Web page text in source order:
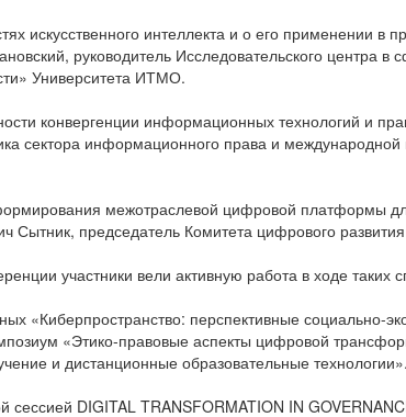
искусственного интеллекта и о его применении в
руководитель Исследовательского центра в
Университета ИТМО.
конвергенции информационных технологий и
сектора информационного права и
межотраслевой цифровой платформы
Сытник, председатель Комитета цифрового
участники вели активную работа в ходе таких
«Киберпространство: перспективные социально-
«Этико-правовые аспекты цифровой
и дистанционные образовательные технологии».
сессией DIGITAL TRANSFORMATION IN